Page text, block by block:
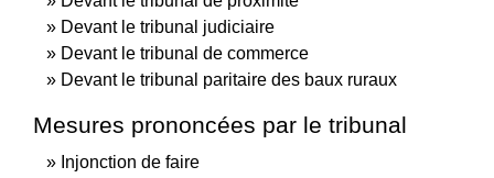
Devant le tribunal judiciaire
Devant le tribunal de commerce
Devant le tribunal paritaire des baux ruraux
Mesures prononcées par le tribunal
Injonction de faire